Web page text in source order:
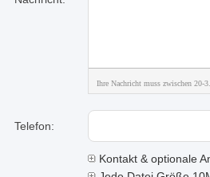
Ihre Nachricht muss zwischen 20-
Telefon:
Kontakt & optionale